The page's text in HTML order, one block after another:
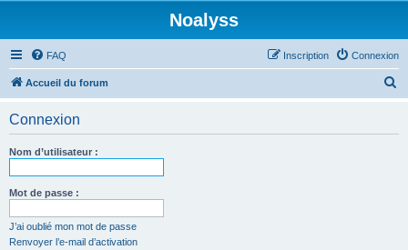
Noalyss
FAQ Connexion
Inscription
Accueil du forum
Connexion
Nom d’utilisateur :
Mot de passe :
J’ai oublié mon mot de passe
Renvoyer l’e-mail d’activation